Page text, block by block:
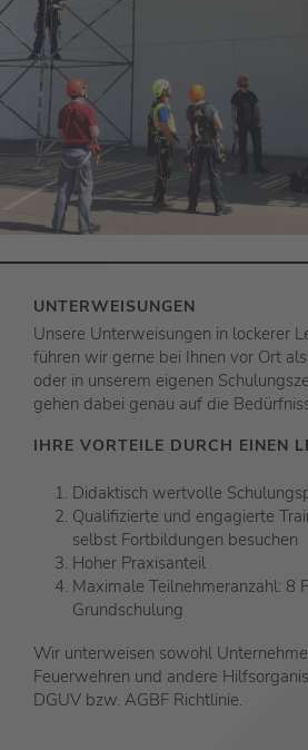
UNTERWEISUNGEN
Unsere Unterweisungen in lockerer
führen wir gerne bei Ihnen vor Ort
oder in unserem eigenen
gehen dabei genau auf die
IHRE VORTEILE DURCH EINEN
Didaktisch wertvolle
Qualifizierte und engagierte
selbst Fortbildungen besuchen
Hoher Praxisanteil
Maximale Teilnehmeranzahl: 8
Grundschulung
Wir unterweisen sowohl
Feuerwehren und andere
DGUV bzw. AGBF Richtlinie.